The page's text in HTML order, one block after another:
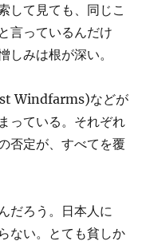
して見ても、同じこ
言っているんだけ
みは根が深い。
Windfarms)などが
っている。それぞれ
否定が、すべてを覆
だろう。日本人に
ない。とても貧しか